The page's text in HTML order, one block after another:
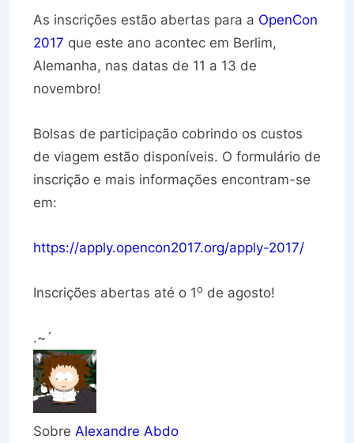
As inscrições estão abertas para a OpenCon
2017 que este ano acontec em Berlim,
Alemanha, nas datas de 11 a 13 de
novembro!
Bolsas de participação cobrindo os custos
de viagem estão disponíveis. O formulário de
inscrição e mais informações encontram-se
em:
https://apply.opencon2017.org/apply-2017/
Inscrições abertas até o 1o de agosto!
.~´
Sobre Alexandre Abdo